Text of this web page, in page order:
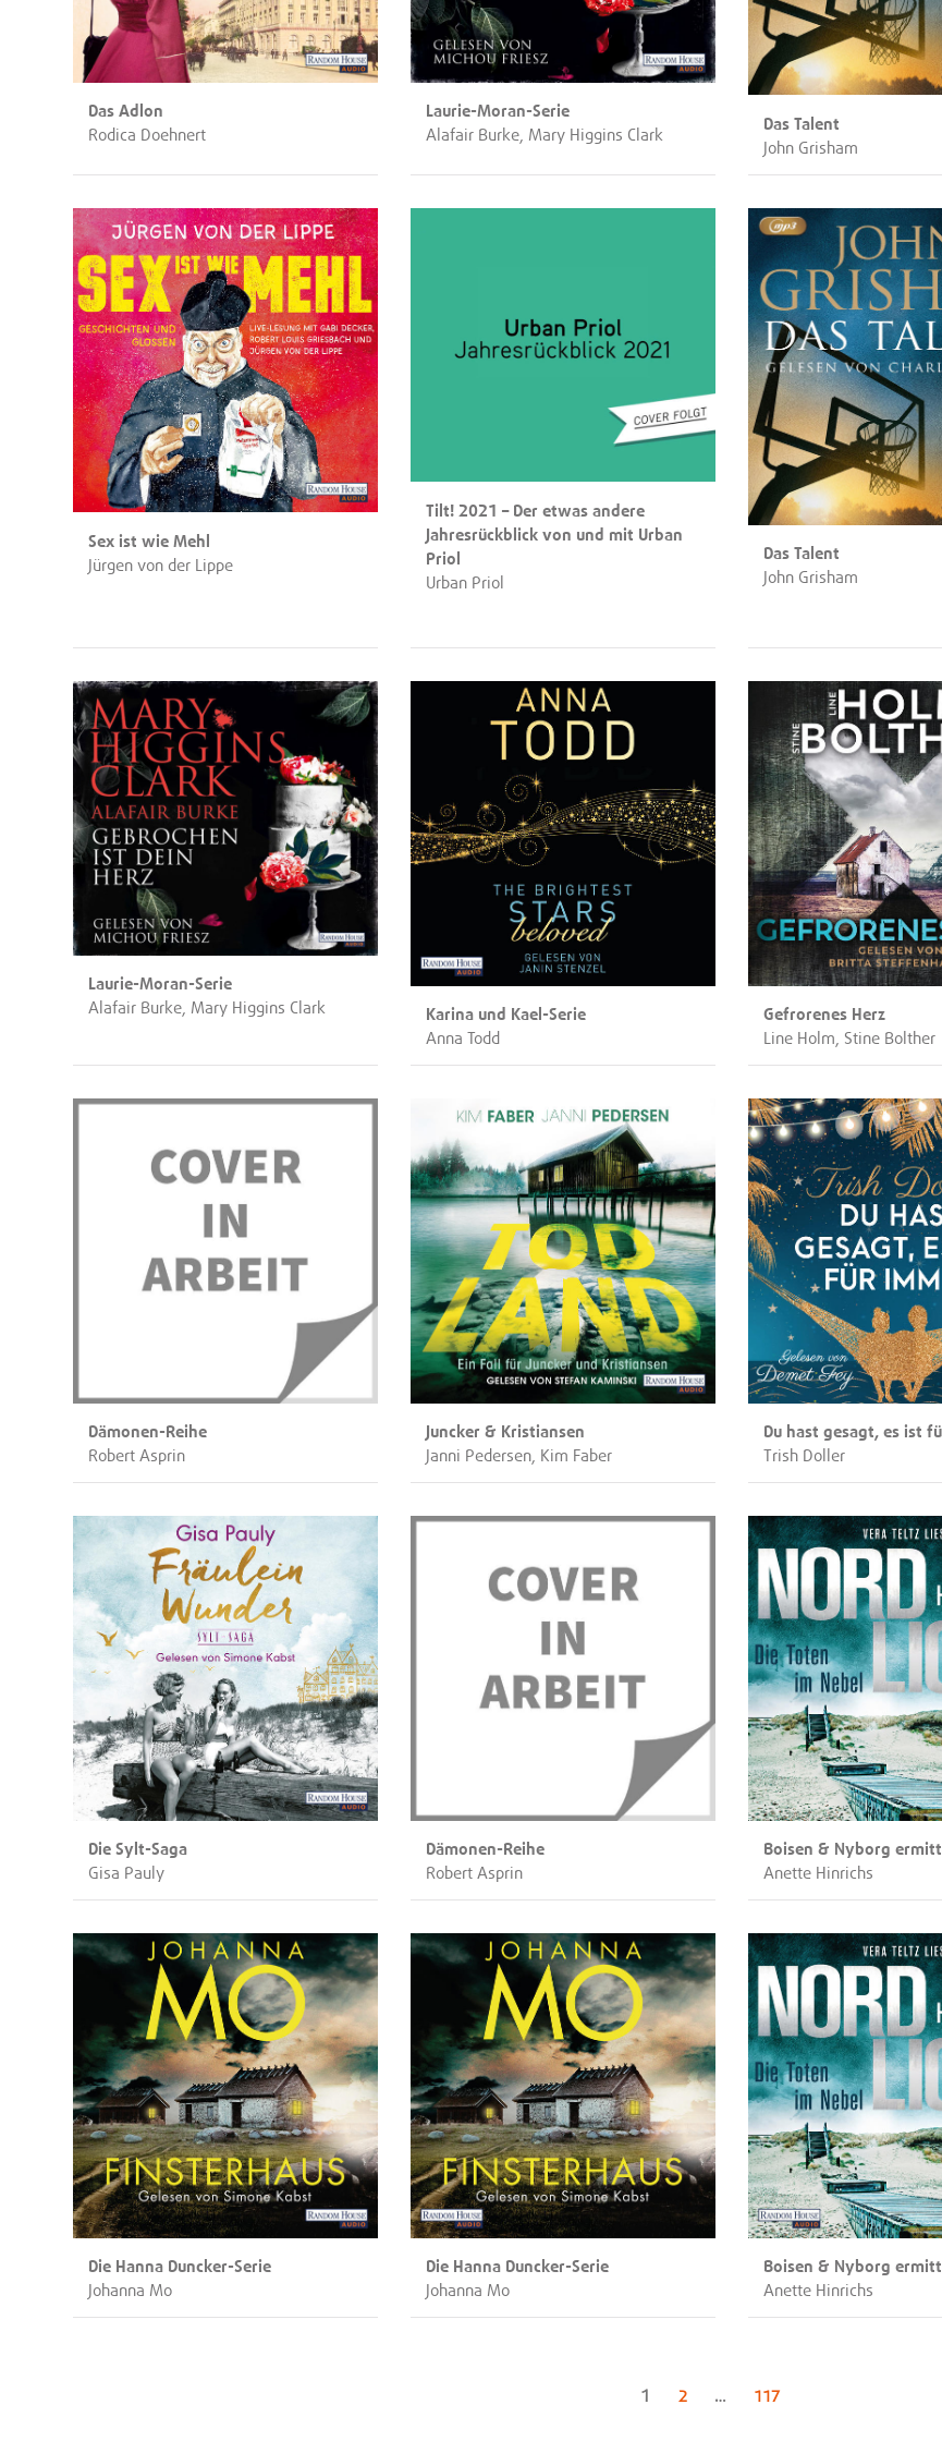
Das Adlon
Rodica Doehnert
Laurie-Moran-Serie
Alafair Burke, Mary Higgins Clark
Das Talent
John Grisham
Sex ist wie Mehl
Jürgen von der Lippe
Tilt! 2021 – Der etwas andere
Jahresrückblick von und mit Urban
Priol
Urban Priol
Das Talent
John Grisham
Laurie-Moran-Serie
Alafair Burke, Mary Higgins Clark
Karina und Kael-Serie
Anna Todd
Gefrorenes Herz
Line Holm, Stine Bolther
Dämonen-Reihe
Robert Asprin
Juncker & Kristiansen
Janni Pedersen, Kim Faber
Du hast gesagt, es ist
Trish Doller
Die Sylt-Saga
Gisa Pauly
Dämonen-Reihe
Robert Asprin
Boisen & Nyborg
Anette Hinrichs
Die Hanna Duncker-Serie
Johanna Mo
Die Hanna Duncker-Serie
Johanna Mo
Boisen & Nyborg
Anette Hinrichs
Seite
1 Seite
2 … Seite
117